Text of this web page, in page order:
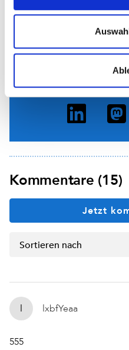
Teilen Sie diesen Artikel
Kommentare (15)
Jetzt
Sortieren nach
l lxbfYeaa
555